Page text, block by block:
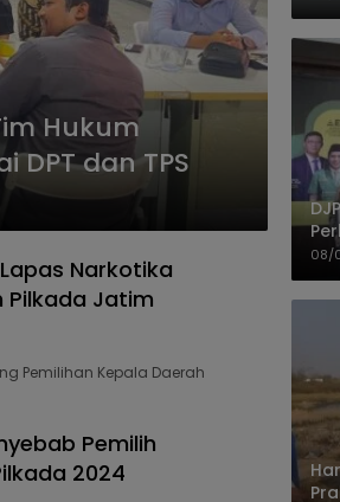
Hukum
DPT dan TPS
Narkotika
Pilkada Jatim
Pemilihan Kepala Daerah
Pemilih
2024
08/